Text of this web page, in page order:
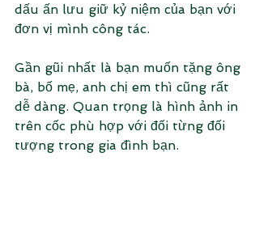
dấu ấn lưu giữ kỷ niệm của bạn với
đơn vị mình công tác.
Gần gũi nhất là bạn muốn tặng ông
bà, bố mẹ, anh chị em thì cũng rất
dễ dàng. Quan trọng là hình ảnh in
trên cốc phù hợp với đối từng đối
tượng trong gia đình bạn.